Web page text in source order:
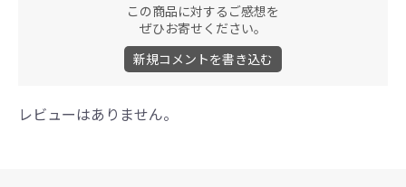
この商品に対するご感想を
ぜひお寄せください。
新規コメントを書き込む
レビューはありません。